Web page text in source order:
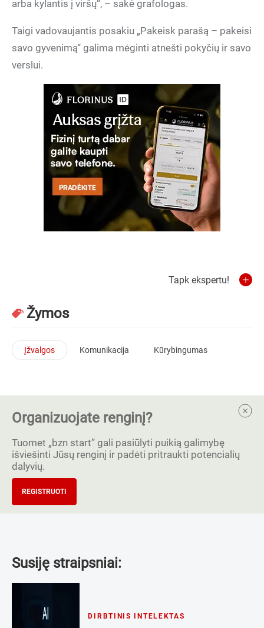
arba kylantis į viršų“, – sakė grafologas.
Taigi vadovaujantis posakiu „Pakeisk parašą – pakeisi
savo gyvenimą“ galima mėginti atnešti pokyčių ir savo
verslui.
Tapk ekspertu!
Žymos
Įžvalgos Komunikacija Kūrybingumas
Organizuojate renginį?
Tuomet „bzn start” gali pasiūlyti puikią galimybę
išviešinti Jūsų renginį ir padėti pritraukti potencialių
dalyvių.
REGISTRUOTI
Susiję straipsniai:
DIRBTINIS INTELEKTAS